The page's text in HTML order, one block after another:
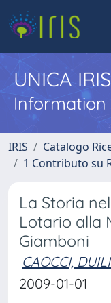
UNICA
Information
IRIS
Catalogo
1 Contributo su
La Storia
Lotario alla
Giamboni
CAOCCI,
2009-01-01